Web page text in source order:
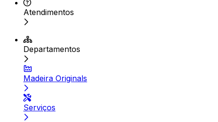
Atendimentos
Departamentos
Madeira Originals
Serviços